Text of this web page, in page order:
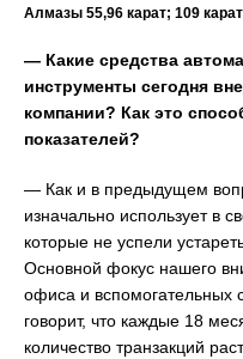
Алмазы 55,96 карат; 109
— Какие средства
инструменты сегодня
компании? Как это
показателей?
— Как и в предыдущем
изначально использует в
которые не успели
Основной фокус нашего
офиса и вспомогательных
говорит, что каждые 18
количество транзакций